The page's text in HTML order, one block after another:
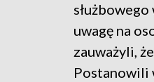
uwagę na
zauważyli,
Postanowili